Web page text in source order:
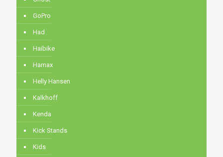
GoPro
Had
Haibike
Hamax
Helly Hansen
Kalkhoff
Kenda
Kick Stands
Kids